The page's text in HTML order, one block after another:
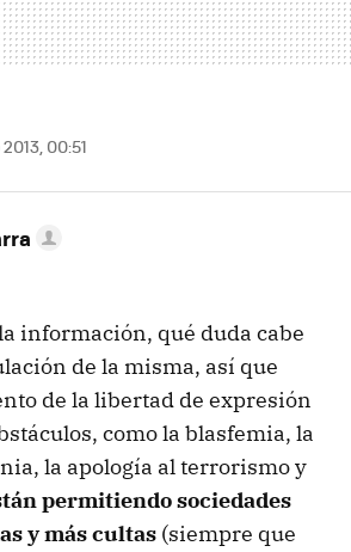
00:51
información, qué duda cabe
de la misma, así que
de la libertad de expresión
como la blasfemia, la
la apología al terrorismo y
permitiendo sociedades
y más cultas (siempre que